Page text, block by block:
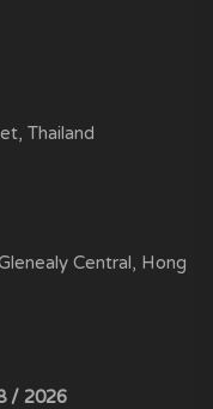
Thailand
Central, Hong
/ 2026